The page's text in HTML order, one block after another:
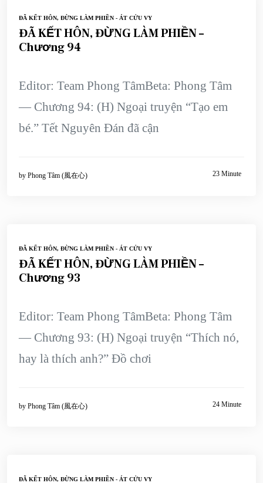
ĐÃ KẾT HÔN, ĐỪNG LÀM PHIỀN - ÁT CỬU VY
ĐÃ KẾT HÔN, ĐỪNG LÀM PHIỀN –
Chương 94
Editor: Team Phong TâmBeta: Phong Tâm
— Chương 94: (H) Ngoại truyện “Tạo em
bé.” Tết Nguyên Đán đã cận
by Phong Tâm (風在心) 23 Minute
ĐÃ KẾT HÔN, ĐỪNG LÀM PHIỀN - ÁT CỬU VY
ĐÃ KẾT HÔN, ĐỪNG LÀM PHIỀN –
Chương 93
Editor: Team Phong TâmBeta: Phong Tâm
— Chương 93: (H) Ngoại truyện “Thích nó,
hay là thích anh?” Đồ chơi
by Phong Tâm (風在心) 24 Minute
ĐÃ KẾT HÔN, ĐỪNG LÀM PHIỀN - ÁT CỬU VY